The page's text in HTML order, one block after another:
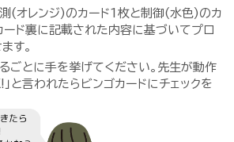
(オレンジ)のカード1枚と制御(水色)のカ
ード裏に記載された内容に基づいてプロ
す。
ごとに手を挙げてください。先生が動作
」と言われたらビンゴカードにチェックを